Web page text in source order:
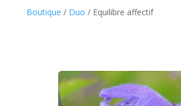
Boutique / Duo / Equilibre affectif